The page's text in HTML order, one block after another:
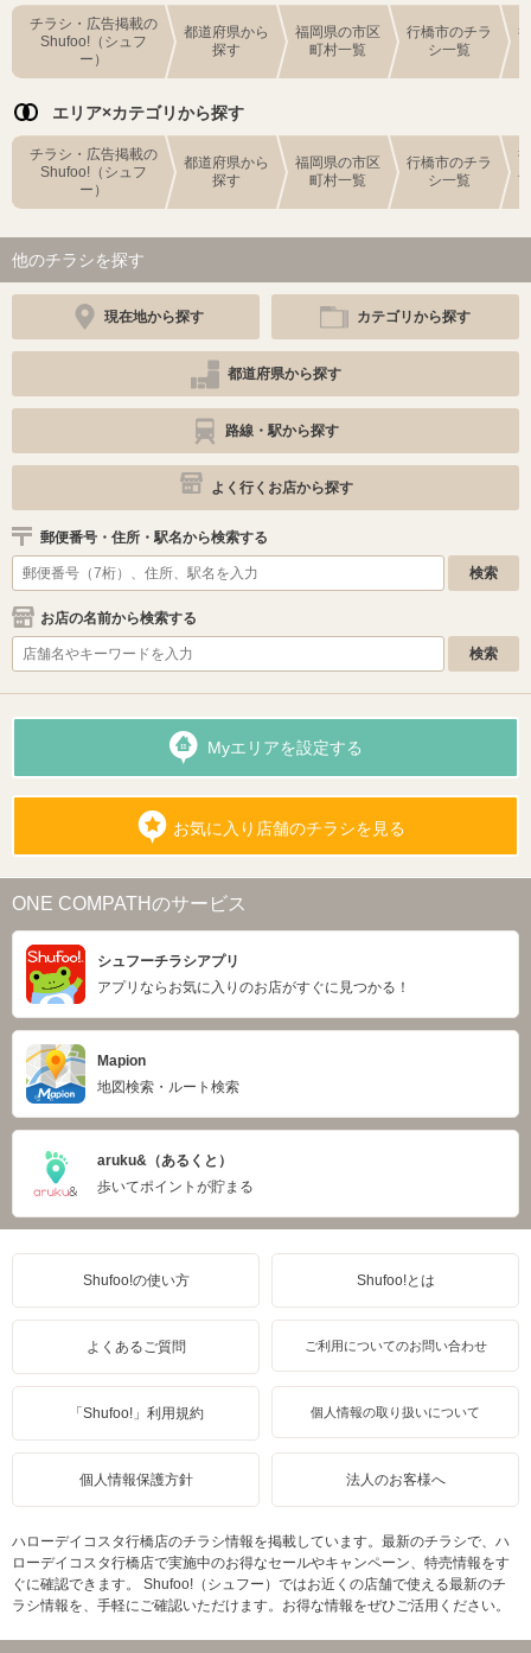
チラシ・広告掲載の
Shufoo!（シュフ
ー）
都道府県から
探す
福岡県の市区
町村一覧
行橋市のチラ
シ一覧
エリア×カテゴリから探す
チラシ・広告掲載の
Shufoo!（シュフ
ー）
都道府県から
探す
福岡県の市区
町村一覧
行橋市のチラ
シ一覧
他のチラシを探す
現在地から探す カテゴリから探す
都道府県から探す
路線・駅から探す
よく行くお店から探す
郵便番号・住所・駅名から検索する
お店の名前から検索する
Myエリアを設定する
お気に入り店舗のチラシを見る
ONE COMPATHのサービス
シュフーチラシアプリ
アプリならお気に入りのお店がすぐに見つかる！
Mapion
地図検索・ルート検索
aruku&（あるくと）
歩いてポイントが貯まる
Shufoo!の使い方 Shufoo!とは
よくあるご質問 ご利用についてのお問い合わせ
「Shufoo!」利用規約 個人情報の取り扱いについて
個人情報保護方針 法人のお客様へ
ハローデイコスタ行橋店のチラシ情報を掲載しています。最新のチラシで、ハ
ローデイコスタ行橋店で実施中のお得なセールやキャンペーン、特売情報をす
ぐに確認できます。 Shufoo!（シュフー）ではお近くの店舗で使える最新のチ
ラシ情報を、手軽にご確認いただけます。お得な情報をぜひご活用ください。